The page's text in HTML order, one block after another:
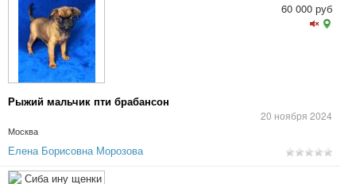
Рыжий мальчик пти брабансон
20 ноября 2024
Москва
60 000 руб
Елена Борисовна Морозова